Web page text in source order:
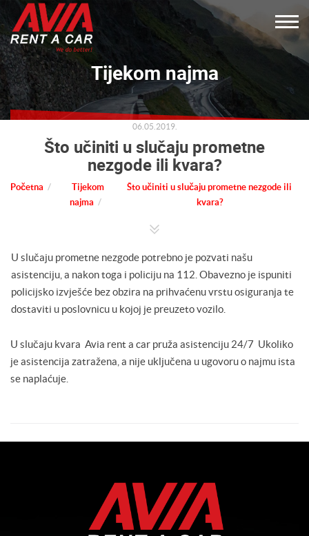
Tijekom najma
06.05.2019.
Što učiniti u slučaju prometne
nezgode ili kvara?
Početna
Tijekom
najma
Što učiniti u slučaju prometne nezgode ili
kvara?
U slučaju prometne nezgode potrebno je pozvati našu
asistenciju, a nakon toga i policiju na 112. Obavezno je ispuniti
policijsko izvješće bez obzira na prihvaćenu vrstu osiguranja te
dostaviti u poslovnicu u kojoj je preuzeto vozilo.
U slučaju kvara Avia rent a car pruža asistenciju 24/7 Ukoliko
je asistencija zatražena, a nije uključena u ugovoru o najmu ista
se naplaćuje.